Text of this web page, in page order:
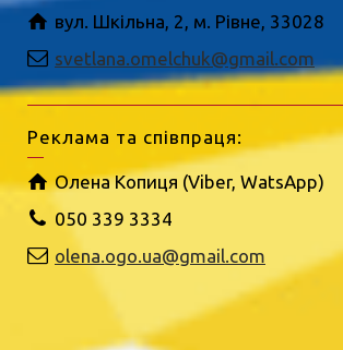
вул. Шкільна, 2, м. Рівне, 33028
svetlana.omelchuk@gmail.com
Реклама та співпраця:
Олена Копиця (Viber, WatsApp)
050 339 3334
olena.ogo.ua@gmail.com